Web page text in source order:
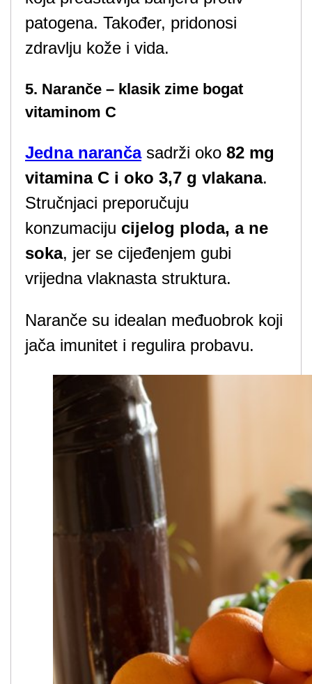
patogena. Također, pridonosi
zdravlju kože i vida.
5. Naranče – klasik zime bogat
vitaminom C
Jedna narančasadrži oko 82 mg
vitamina C i oko 3,7 g vlakana.
Stručnjaci preporučuju
konzumaciju cijelog ploda, a ne
soka, jer se cijeđenjem gubi
vrijedna vlaknasta struktura.
Naranče su idealan međuobrok koji
jača imunitet i regulira probavu.